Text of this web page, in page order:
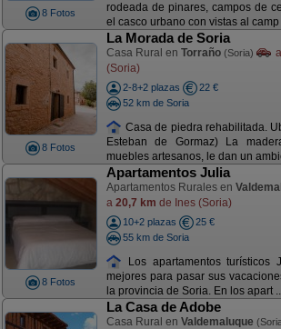
8 Fotos
rodeada de pinares, campos de
el casco urbano con vistas al camp
8 Fotos
La Morada de Soria
Casa Rural en Torraño (Soria) a
(Soria)
2-8+2 plazas
22 €
52 km de Soria
Casa de piedra rehabilitada.
Esteban de Gormaz) La
muebles artesanos, le dan un
8 Fotos
Apartamentos Julia
Apartamentos Rurales en
a 20,7 km de Ines (Soria)
10+2 plazas
25 €
55 km de Soria
Los apartamentos
mejores para pasar sus
la provincia de Soria. En los apart
La Casa de Adobe
Casa Rural en Valdemaluque